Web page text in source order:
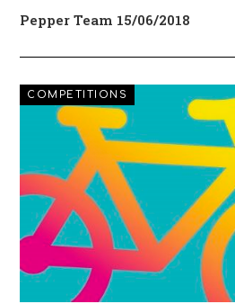
Pepper Team 15/06/2018
COMPETITIONS